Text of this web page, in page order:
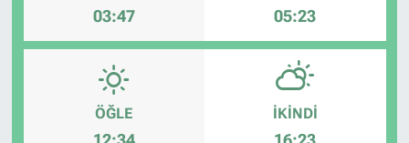
03:47 05:23
ÖĞLE İKINDI